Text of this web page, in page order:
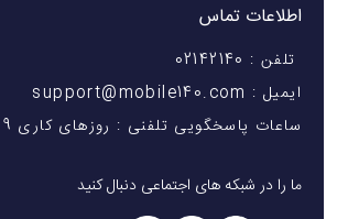
اطلاعات تماس
تلفن : 02142140
ایمیل : support@mobile140.com
ساعات پاسخگویی تلفنی : روزهای کاری 9 الی 21
ما را در شبکه های اجتماعی دنبال کنید